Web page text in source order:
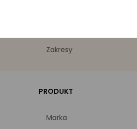
Zakresy
PRODUKT
Marka